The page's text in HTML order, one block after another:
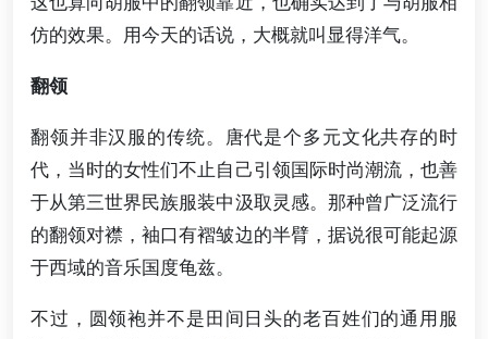
仿的效果。用今天的话说，大概就叫显得洋气。
翻领
翻领并非汉服的传统。唐代是个多元文化共存的时
代，当时的女性们不止自己引领国际时尚潮流，也善
于从第三世界民族服装中汲取灵感。那种曾广泛流行
的翻领对襟，袖口有褶皱边的半臂，据说很可能起源
于西域的音乐国度龟兹。
不过，圆领袍并不是田间日头的老百姓们的通用服